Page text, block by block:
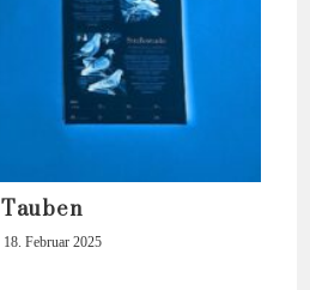
Tauben
18. Februar 2025